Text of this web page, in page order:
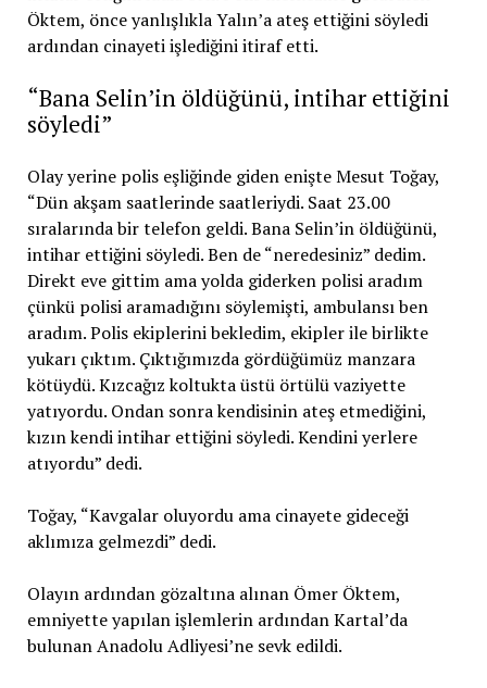
Öktem, önce yanlışlıkla Yalın’a ateş ettiğini söyledi
ardından cinayeti işlediğini itiraf etti.
“Bana Selin’in öldüğünü, intihar ettiğini
söyledi”
Olay yerine polis eşliğinde giden enişte Mesut Toğay,
“Dün akşam saatlerinde saatleriydi. Saat 23.00
sıralarında bir telefon geldi. Bana Selin’in öldüğünü,
intihar ettiğini söyledi. Ben de “neredesiniz” dedim.
Direkt eve gittim ama yolda giderken polisi aradım
çünkü polisi aramadığını söylemişti, ambulansı ben
aradım. Polis ekiplerini bekledim, ekipler ile birlikte
yukarı çıktım. Çıktığımızda gördüğümüz manzara
kötüydü. Kızcağız koltukta üstü örtülü vaziyette
yatıyordu. Ondan sonra kendisinin ateş etmediğini,
kızın kendi intihar ettiğini söyledi. Kendini yerlere
atıyordu” dedi.
Toğay, “Kavgalar oluyordu ama cinayete gideceği
aklımıza gelmezdi” dedi.
Olayın ardından gözaltına alınan Ömer Öktem,
emniyette yapılan işlemlerin ardından Kartal’da
bulunan Anadolu Adliyesi’ne sevk edildi.